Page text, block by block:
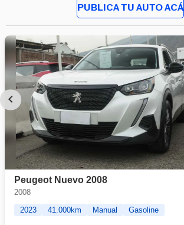
PUBLICA TU AUTO ACÁ